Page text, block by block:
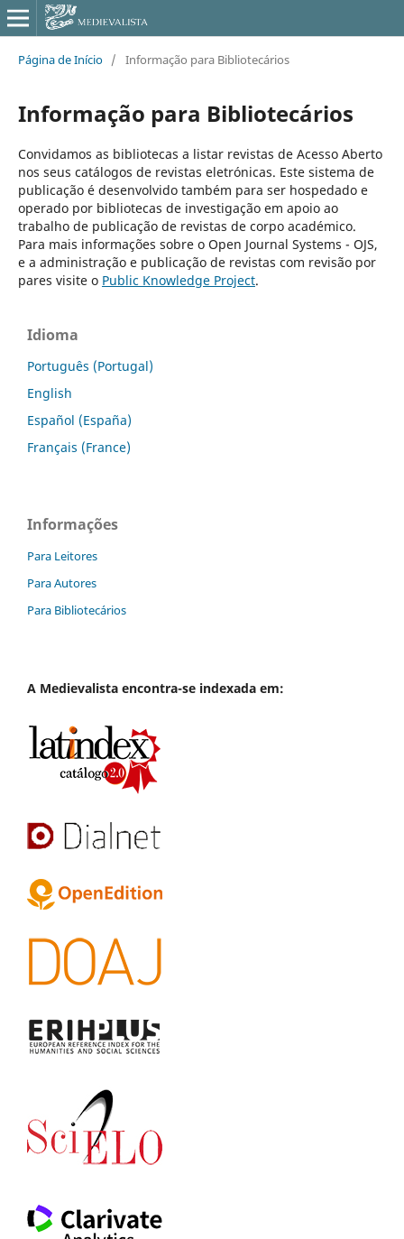
Página de Início / Informação para Bibliotecários
Informação para Bibliotecários
Convidamos as bibliotecas a listar revistas de Acesso Aberto
nos seus catálogos de revistas eletrónicas. Este sistema de
publicação é desenvolvido também para ser hospedado e
operado por bibliotecas de investigação em apoio ao
trabalho de publicação de revistas de corpo académico.
Para mais informações sobre o Open Journal Systems - OJS,
e a administração e publicação de revistas com revisão por
pares visite o Public Knowledge Project.
Idioma
Português (Portugal)
English
Español (España)
Français (France)
Informações
Para Leitores
Para Autores
Para Bibliotecários
A Medievalista encontra-se indexada em: